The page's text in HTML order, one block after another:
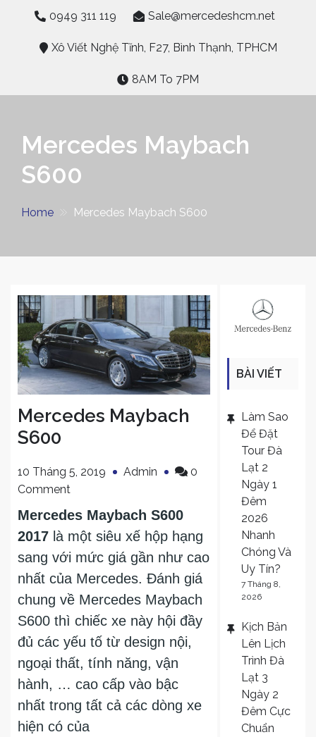
content
0949 311 119 Sale@mercedeshcm.net
Xô Viết Nghệ Tĩnh, F27, Bình Thạnh, TPHCM
8AM To 7PM
Mercedes Maybach
S600
Home Mercedes Maybach S600
Mercedes Maybach
S600
10 Tháng 5, 2019 Admin
0
Commenton
Mercedes
Maybach
S600
Mercedes Maybach S600
2017 là một siêu xế hộp hạng
sang với mức giá gần như cao
nhất của Mercedes. Đánh giá
chung về Mercedes Maybach
S600 thì chiếc xe này hội đầy
đủ các yếu tố từ design nội,
ngoại thất, tính năng, vận
hành, … cao cấp vào bậc
nhất trong tất cả các dòng xe
hiện có của
BÀI VIẾT
Làm Sao
Để Đặt
Tour Đà
Lạt 2
Ngày 1
Đêm
2026
Nhanh
Chóng Và
Uy Tín?
7 Tháng 8,
2026
Kịch Bản
Lên Lịch
Trình Đà
Lạt 3
Ngày 2
Đêm Cực
Chuẩn